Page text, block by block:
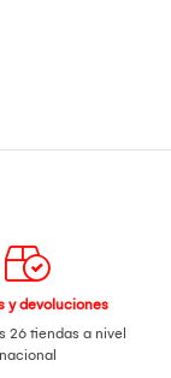
y devoluciones
26 tiendas a nivel
nacional